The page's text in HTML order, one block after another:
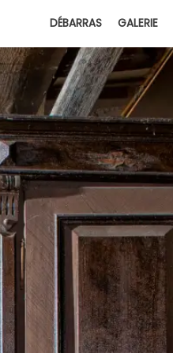
DÉBARRAS GALERIE